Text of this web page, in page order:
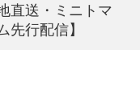
直送・ミニトマ
先行配信】